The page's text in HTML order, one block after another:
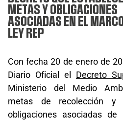
METAS Y OBLIGACIONES
ASOCIADAS EN EL
LEY REP
Con fecha 20 de enero de
Diario Oficial el Decreto
Ministerio del Medio
metas de recolección y
obligaciones asociadas